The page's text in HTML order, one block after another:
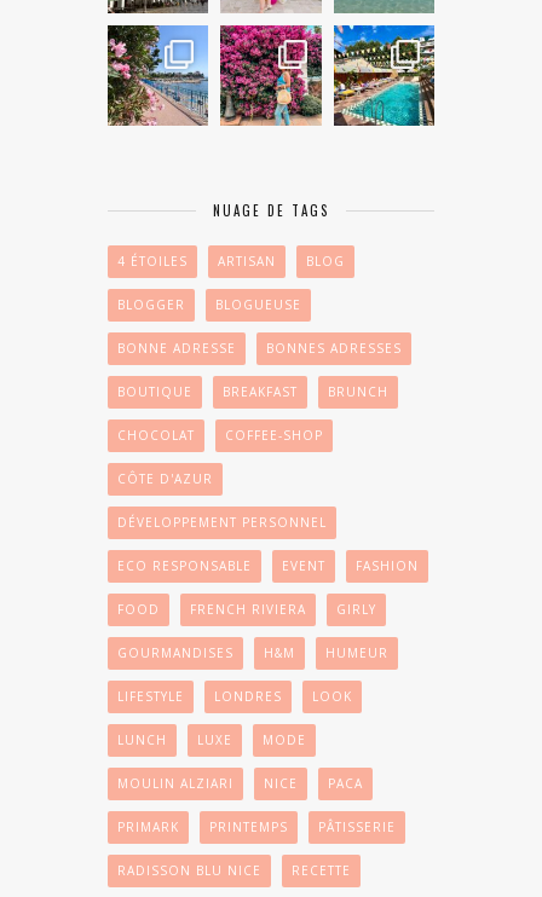
NUAGE DE TAGS
4 ÉTOILES ARTISAN BLOG
BLOGGER BLOGUEUSE
BONNE ADRESSE BONNES ADRESSES
BOUTIQUE BREAKFAST BRUNCH
CHOCOLAT COFFEE-SHOP
CÔTE D'AZUR
DÉVELOPPEMENT PERSONNEL
ECO RESPONSABLE EVENT FASHION
FOOD FRENCH RIVIERA GIRLY
GOURMANDISES H&M HUMEUR
LIFESTYLE LONDRES LOOK
LUNCH LUXE MODE
MOULIN ALZIARI NICE PACA
PRIMARK PRINTEMPS PÂTISSERIE
RADISSON BLU NICE RECETTE